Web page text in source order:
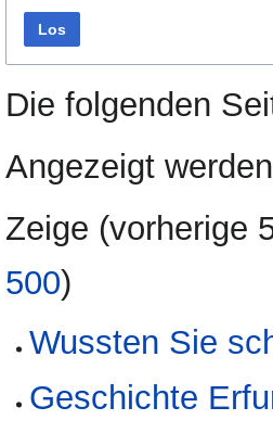
Los
Die folgenden
Angezeigt
Zeige (vorherige
500)
Wussten Sie
Geschichte